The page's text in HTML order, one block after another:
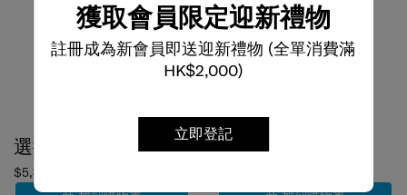
獲取會員限定迎新禮物
註冊成為新會員即送迎新禮物 (全單消費滿
HK$2,000)
立即登記
$5,380
選擇顏色
$4,480